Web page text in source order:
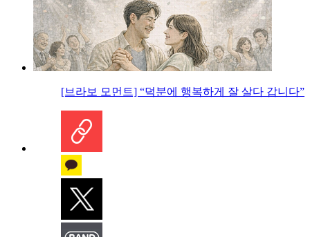
[브라보 모먼트] “덕분에 행복하게 잘 살다 갑니다”